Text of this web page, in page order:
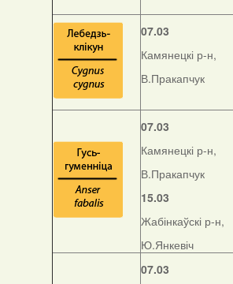
07.03
Камянецкі р-н,
В.Пракапчук
07.03
Камянецкі р-н,
В.Пракапчук
15.03
Жабінкаўскі р-н,
Ю.Янкевіч
07.03